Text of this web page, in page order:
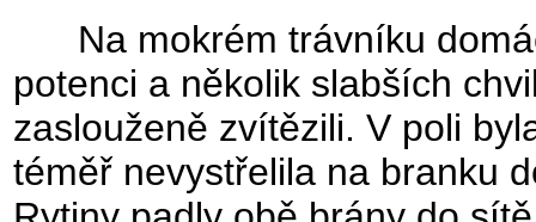
Na mokrém trávníku
potenci a několik slabších
zaslouženě zvítězili. V poli
téměř nevystřelila na branku